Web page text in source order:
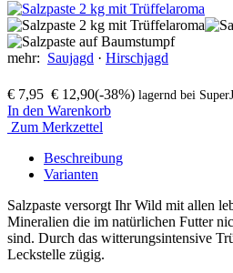
mehr: Saujagd · Hirschjagd
€ 7,95 € 12,90(-38%) lagernd bei
In den Warenkorb
Zum Merkzettel
Beschreibung
Varianten
Salzpaste versorgt Ihr Wild mit allen
Mineralien die im natürlichen Futter
sind. Durch das witterungsintensive
Leckstelle zügig.